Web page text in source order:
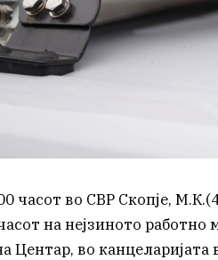
часот во СВР Скопје,
на нејзиното работно
Центар, во